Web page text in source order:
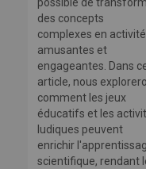
possible de
des concepts
complexes en
amusantes et
engageantes. Dans
article, nous
comment les jeux
éducatifs et les
ludiques peuvent
enrichir
scientifique, rendant